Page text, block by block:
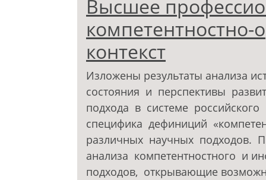
модуля для
Саратовского
Высшее
контекст
Изложены результаты анализа
состояния и перспективы
подхода в системе
специфика дефиниций
различных научных подходов.
анализа компетентностного и
подходов, открывающие